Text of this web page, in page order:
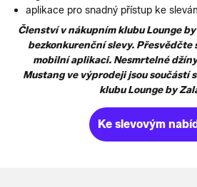
aplikace pro snadný přístup ke
Členství v nákupním klubu Lounge
bezkonkurenční slevy. Přesvědčte
mobilní aplikaci. Nesmrtelné
Mustang ve výprodeji jsou součástí
klubu Lounge by
Ke slevovým